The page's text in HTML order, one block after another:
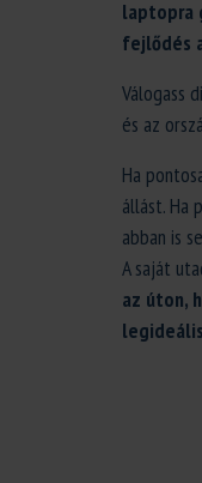
laptopra
fejlődés
Válogass
és az
Ha
állást. Ha
abban is
A saját
az úton,